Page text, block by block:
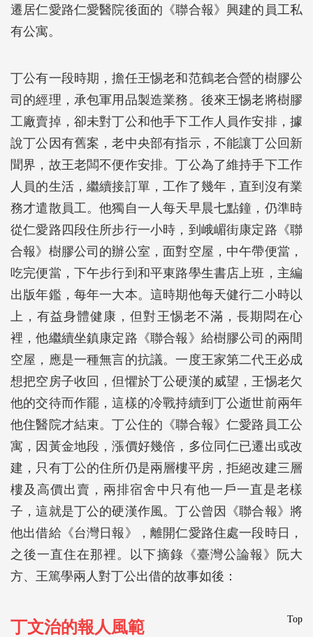
遷居仁愛路仁愛醫院後面的《聯合報》興建的員工私
有公寓。
丁公有一段時期，擔任王惕老和范鶴老合營的樹膠公
司的經理，承包軍用品製造業務。後來王惕老將樹膠
工廠賣掉，卻未對丁公和他手下工作人員作安排，據
說丁公因有舊案，老中央部有指示，不能讓丁公回新
聞界，故王老闆不便作安排。丁公為了維持手下工作
人員的生活，繼續接訂單，工作了幾年，直到沒有業
務才遣散員工。他獨自一人每天早晨七點鐘，仍準時
從仁愛路四段住所步行一小時，到峨嵋街康定路《聯
合報》樹膠公司的辦公室，面對空屋，中午帶便當，
吃完便當，下午步行到和平東路學生書店上班，主編
出版年鑑，每年一大本。這時期他每天健行二小時以
上，有益身體健康，但對王惕老不滿，長期悶在心
裡，他繼續坐鎮康定路《聯合報》給樹膠公司的兩間
空屋，應是一種無言的抗議。一度王家第二代王必成
想把空房子收回，但懼於丁公硬漢的威望，王惕老欠
他的交待而作罷，這樣的冷戰持續到丁公逝世前兩年
他住醫院才結束。丁公住的《聯合報》仁愛路員工公
寓，因黃金地段，漲價好幾倍，多位同仁已遷出或改
建，只有丁公的住所仍是兩層樓平房，拒絕改建三層
樓及高價出賣，兩排宿舍中只有他一戶一直是老樣
子，這就是丁公的硬漢作風。丁公曾因《聯合報》將
他出借給《台灣日報》，離開仁愛路住處一段時日，
之後一直住在那裡。以下摘錄《臺灣公論報》阮大
方、王篤學兩人對丁公出借的故事如後：
Top
丁文治的報人風範